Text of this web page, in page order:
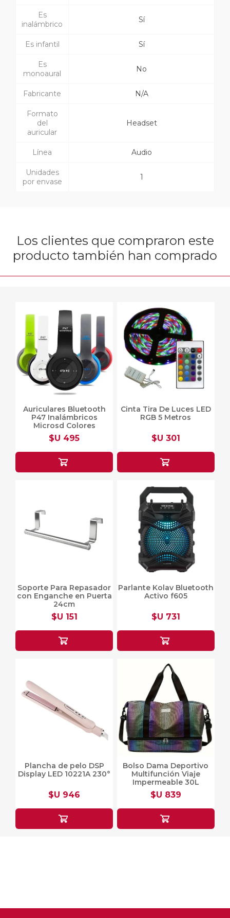
Es
inalámbrico
Sí
Es infantil Sí
Es
monoaural
No
Fabricante N/A
Formato
del
auricular
Headset
Línea Audio
Unidades
por envase
1
Los clientes que compraron este
producto también han comprado
Auriculares Bluetooth
P47 Inalámbricos
Microsd Colores
$U 495
Cinta Tira De Luces LED
RGB 5 Metros
$U 301
Soporte Para Repasador
con Enganche en Puerta
24cm
$U 151
Parlante Kolav Bluetooth
Activo f605
$U 731
Plancha de pelo DSP
Display LED 10221A 230°
$U 946
Bolso Dama Deportivo
Multifunción Viaje
Impermeable 30L
$U 839